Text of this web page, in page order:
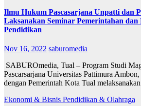
Ilmu Hukum Pascasarjana Unpatti dan
Laksanakan Seminar Pemerintahan dan
Pendidikan
Nov 16, 2022 saburomedia
SABUROmedia, Tual – Program Studi
Pascarsarjana Universitas Pattimura
dengan Pemerintah Kota Tual
Ekonomi & Bisnis Pendidikan & Olahraga